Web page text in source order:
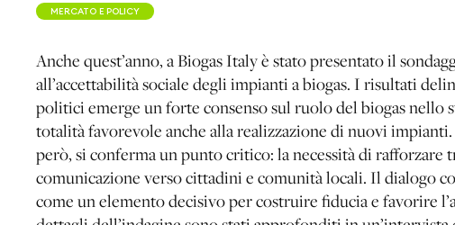
MERCATO E POLICY
Anche quest’anno, a Biogas Italy è stato presentato il
all’accettabilità sociale degli impianti a biogas. I risultati
politici emerge un forte consenso sul ruolo del biogas nello
totalità favorevole anche alla realizzazione di nuovi
però, si conferma un punto critico: la necessità di rafforzare
comunicazione verso cittadini e comunità locali. Il dialogo
come un elemento decisivo per costruire fiducia e favorire